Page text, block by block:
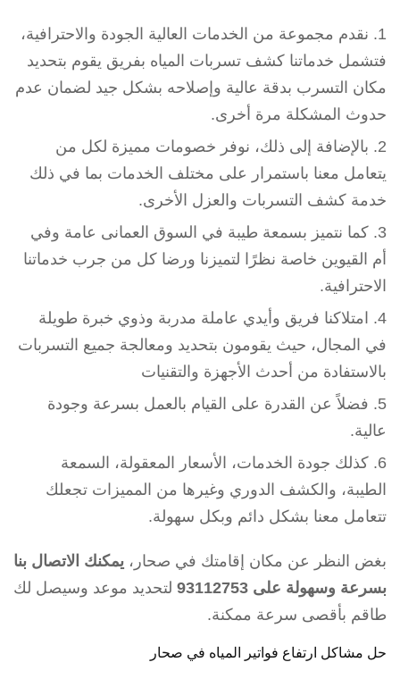
نقدم مجموعة من الخدمات العالية الجودة والاحترافية،
فتشمل خدماتنا كشف تسربات المياه بفريق يقوم بتحديد
مكان التسرب بدقة عالية وإصلاحه بشكل جيد لضمان عدم
حدوث المشكلة مرة أخرى.
بالإضافة إلى ذلك، نوفر خصومات مميزة لكل من
يتعامل معنا باستمرار على مختلف الخدمات بما في ذلك
خدمة كشف التسربات والعزل الأخرى.
كما نتميز بسمعة طيبة في السوق العمانى عامة وفي
أم القيوين خاصة نظرًا لتميزنا ورضا كل من جرب خدماتنا
الاحترافية.
امتلاكنا فريق وأيدي عاملة مدربة وذوي خبرة طويلة
في المجال، حيث يقومون بتحديد ومعالجة جميع التسربات
بالاستفادة من أحدث الأجهزة والتقنيات
فضلاً عن القدرة على القيام بالعمل بسرعة وجودة
عالية.
كذلك جودة الخدمات، الأسعار المعقولة، السمعة
الطيبة، والكشف الدوري وغيرها من المميزات تجعلك
تتعامل معنا بشكل دائم وبكل سهولة.
بغض النظر عن مكان إقامتك في صحار، يمكنك الاتصال بنا
بسرعة وسهولة على 93112753
لتحديد موعد وسيصل لك
طاقم بأقصى سرعة ممكنة.
حل مشاكل ارتفاع فواتير المياه في صحار